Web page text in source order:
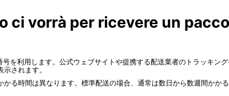
ci vorrà per ricevere un
を利用します。公式ウェブサイトや提携する配送業者のトラッキン
されます。
る時間は異なります。標準配送の場合、通常は数日から数週間かかる